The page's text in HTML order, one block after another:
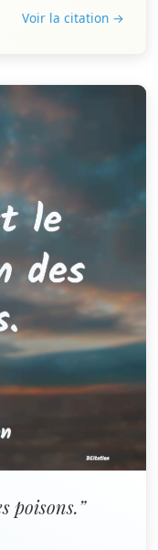
Voir la citation →
poisons.”